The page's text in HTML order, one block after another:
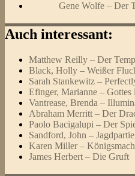
Gene Wolfe – Der
Auch interessant:
Matthew Reilly – Der
Black, Holly – Weißer
Sarah Stankewitz –
Efinger, Marianne – Gottes
Vantrease, Brenda –
Abraham Merritt – Der
Paolo Bacigalupi – Der
Sandford, John –
Karen Miller –
James Herbert – Die Gruft